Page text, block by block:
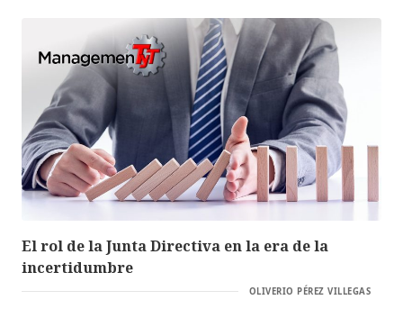
El rol de la Junta Directiva en la era de la
incertidumbre
OLIVERIO PÉREZ VILLEGAS